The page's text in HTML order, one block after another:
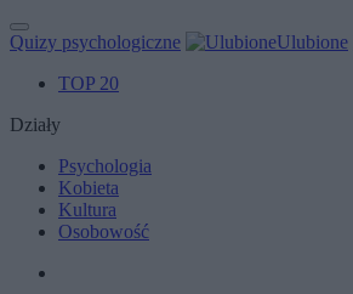
Quizy psychologiczne Ulubione
TOP 20
Działy
Psychologia
Kobieta
Kultura
Osobowość